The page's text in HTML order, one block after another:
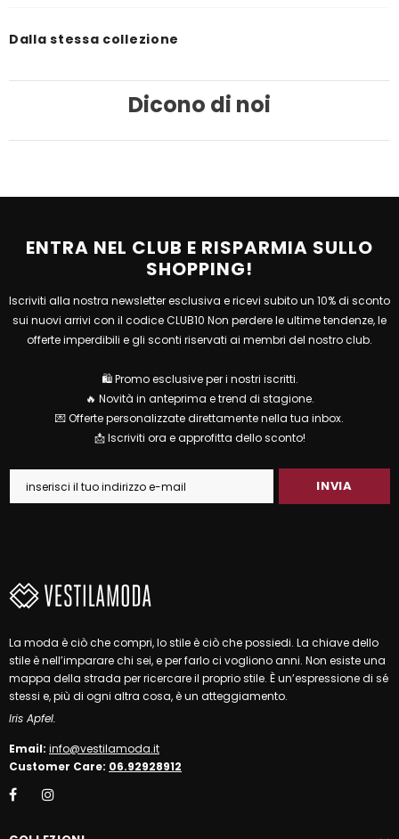
Dalla stessa collezione
Dicono di noi
ENTRA NEL CLUB E RISPARMIA SULLO
SHOPPING!
Iscriviti alla nostra newsletter esclusiva e ricevi subito un 10% di sconto
sui nuovi arrivi con il codice CLUB10 Non perdere le ultime tendenze, le
offerte imperdibili e gli sconti riservati ai membri del nostro club.
🛍 Promo esclusive per i nostri iscritti.
🔥 Novità in anteprima e trend di stagione.
💌 Offerte personalizzate direttamente nella tua inbox.
📩 Iscriviti ora e approfitta dello sconto!
La moda è ciò che compri, lo stile è ciò che possiedi. La chiave dello
stile è nell’imparare chi sei, e per farlo ci vogliono anni. Non esiste una
mappa della strada per ricercare il proprio stile. È un’espressione di sé
stessi e, più di ogni altra cosa, è un atteggiamento.
Iris Apfel.
Email: info@vestilamoda.it
Customer Care: 06.92928912